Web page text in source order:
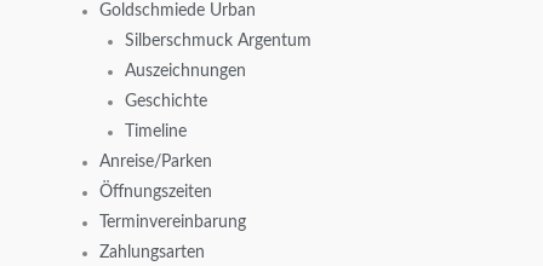
Goldschmiede Urban
Silberschmuck Argentum
Auszeichnungen
Geschichte
Timeline
Anreise/Parken
Öffnungszeiten
Terminvereinbarung
Zahlungsarten